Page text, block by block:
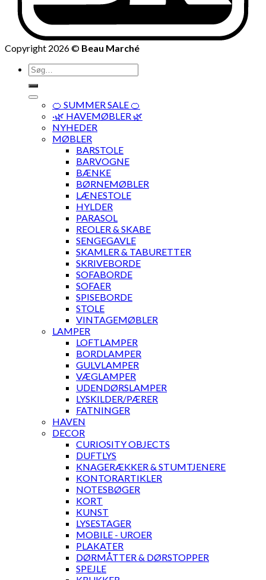
Copyright 2026 © Beau Marché
Søg
efter:
🍊 SUMMER SALE 🍊
·🌿 HAVEMØBLER 🌿
NYHEDER
MØBLER
BARSTOLE
BARVOGNE
BÆNKE
BØRNEMØBLER
LÆNESTOLE
HYLDER
PARASOL
REOLER & SKABE
SENGEGAVLE
SKAMLER & TABURETTER
SKRIVEBORDE
SOFABORDE
SOFAER
SPISEBORDE
STOLE
VINTAGEMØBLER
LAMPER
LOFTLAMPER
BORDLAMPER
GULVLAMPER
VÆGLAMPER
UDENDØRSLAMPER
LYSKILDER/PÆRER
FATNINGER
HAVEN
DECOR
CURIOSITY OBJECTS
DUFTLYS
KNAGERÆKKER & STUMTJENERE
KONTORARTIKLER
NOTESBØGER
KORT
KUNST
LYSESTAGER
MOBILE - UROER
PLAKATER
DØRMÅTTER & DØRSTOPPER
SPEJLE